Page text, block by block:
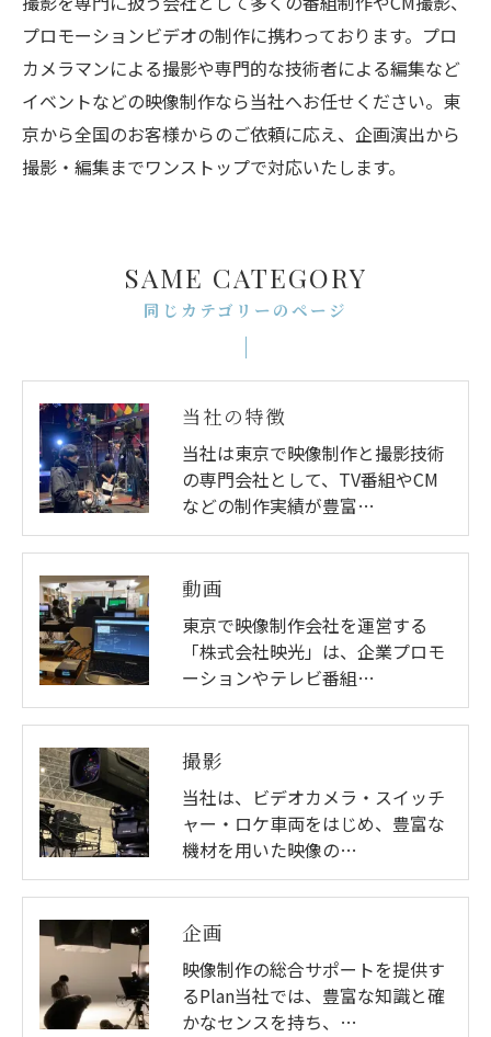
プロモーションビデオの制作に携わっております。プロ
カメラマンによる撮影や専門的な技術者による編集など
イベントなどの映像制作なら当社へお任せください。東
京から全国のお客様からのご依頼に応え、企画演出から
撮影・編集までワンストップで対応いたします。
同じカテゴリーのページ
SAME CATEGORY
当社の特徴
当社は東京で映像制作と撮影技術
の専門会社として、TV番組やCM
などの制作実績が豊富…
動画
東京で映像制作会社を運営する
「株式会社映光」は、企業プロモ
ーションやテレビ番組…
撮影
当社は、ビデオカメラ・スイッチ
ャー・ロケ車両をはじめ、豊富な
機材を用いた映像の…
企画
映像制作の総合サポートを提供す
るPlan当社では、豊富な知識と確
かなセンスを持ち、…